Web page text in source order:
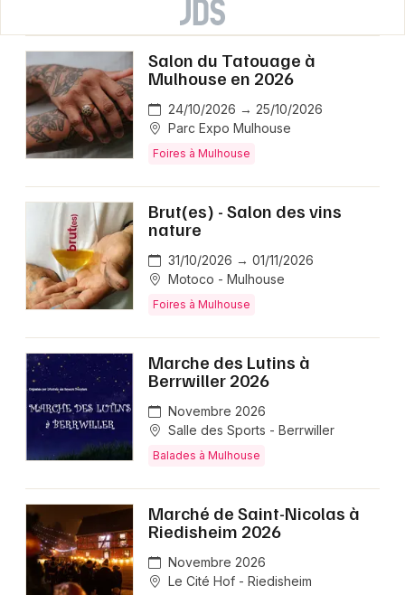
Salon du Tatouage à
Mulhouse en 2026
24/10/2026 → 25/10/2026
Parc Expo Mulhouse
Foires à Mulhouse
Brut(es) - Salon des vins
nature
31/10/2026 → 01/11/2026
Motoco - Mulhouse
Foires à Mulhouse
Marche des Lutins à
Berrwiller 2026
Novembre 2026
Salle des Sports - Berrwiller
Balades à Mulhouse
Marché de Saint-Nicolas à
Riedisheim 2026
Novembre 2026
Le Cité Hof - Riedisheim